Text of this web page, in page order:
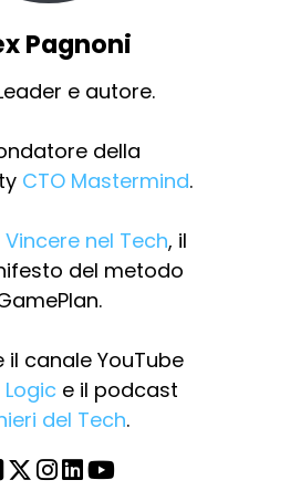
Pagnoni
e autore.
della
CTO Mastermind.
Vincere nel Tech, il
del metodo
il canale YouTube
e il podcast
del Tech.